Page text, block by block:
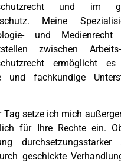
und im
Meine
und
zwischen
ermöglicht
und fachkundige
Tag setze ich mich
für Ihre Rechte ein.
durchsetzungsstarker
geschickte